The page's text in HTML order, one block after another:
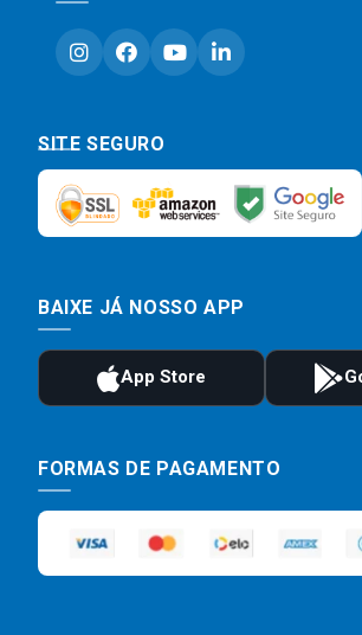
SITE SEGURO
BAIXE JÁ NOSSO APP
FORMAS DE PAGAMENTO